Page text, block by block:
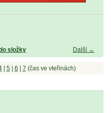
Další →
složky
| 5| 6 7 (čas ve vteřinách)